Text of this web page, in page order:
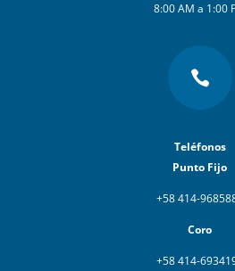
8:00 AM a 1:00

Teléfonos
Punto Fijo
+58 414-
Coro
+58 414-